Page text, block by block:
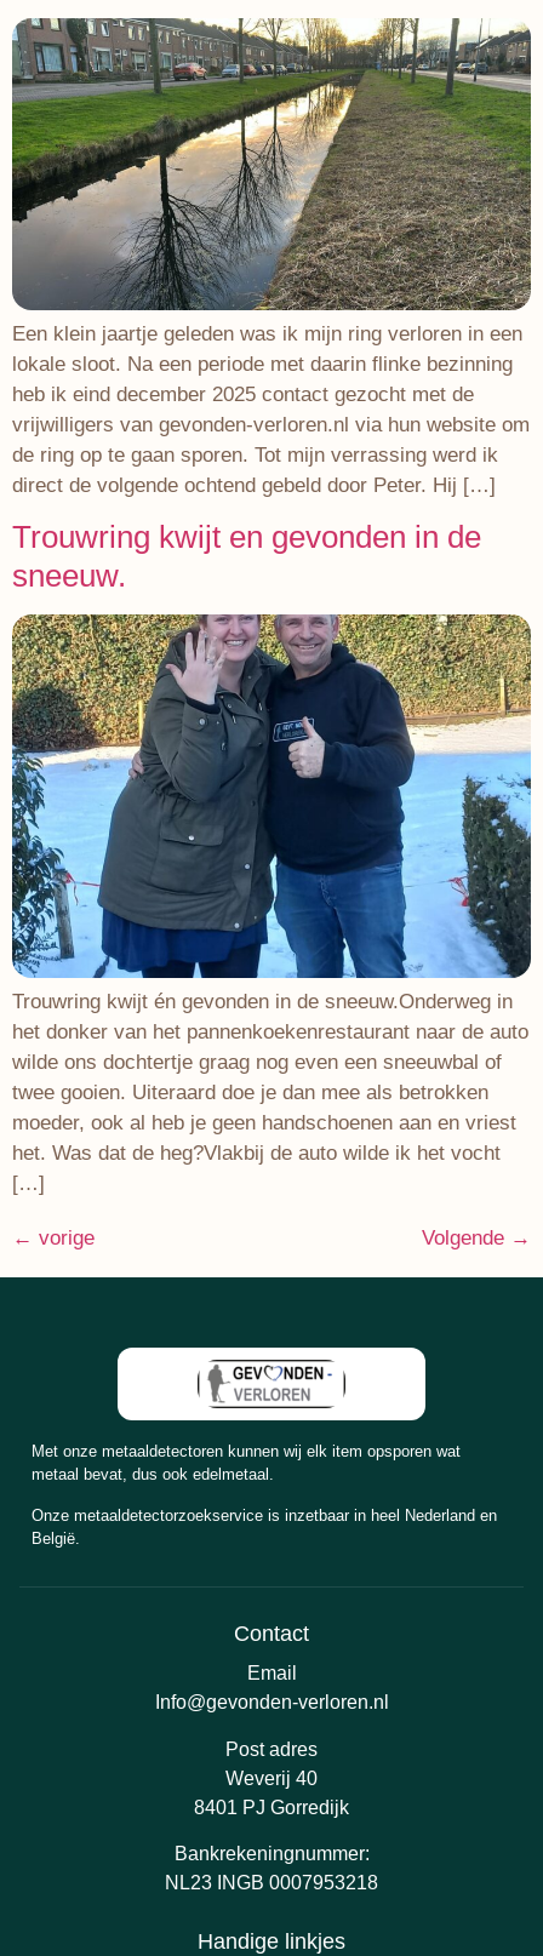
Een klein jaartje geleden was ik mijn ring verloren in een
lokale sloot. Na een periode met daarin flinke bezinning
heb ik eind december 2025 contact gezocht met de
vrijwilligers van gevonden-verloren.nl via hun website om
de ring op te gaan sporen. Tot mijn verrassing werd ik
direct de volgende ochtend gebeld door Peter. Hij […]
Trouwring kwijt en gevonden in de
sneeuw.
Trouwring kwijt én gevonden in de sneeuw.Onderweg in
het donker van het pannenkoekenrestaurant naar de auto
wilde ons dochtertje graag nog even een sneeuwbal of
twee gooien. Uiteraard doe je dan mee als betrokken
moeder, ook al heb je geen handschoenen aan en vriest
het. Was dat de heg?Vlakbij de auto wilde ik het vocht
[…]
← vorige Volgende →
Met onze metaaldetectoren kunnen wij elk item opsporen wat
metaal bevat, dus ook edelmetaal.
Onze metaaldetectorzoekservice is inzetbaar in heel Nederland en
België.
Contact
Email
Info@gevonden-verloren.nl
Post adres
Weverij 40
8401 PJ Gorredijk
Bankrekeningnummer:
NL23 INGB 0007953218
Handige linkjes